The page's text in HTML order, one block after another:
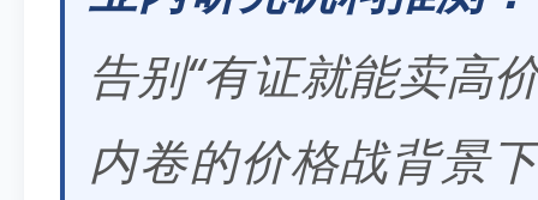
告别“有证就能卖高
内卷的价格战背景